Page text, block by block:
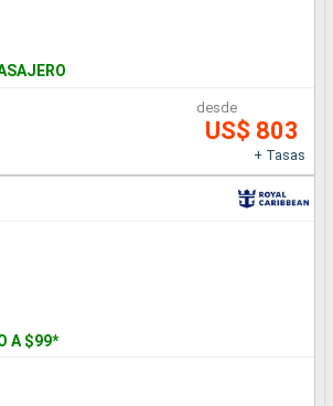
desde
US$ 803
+ Tasas
A $99*